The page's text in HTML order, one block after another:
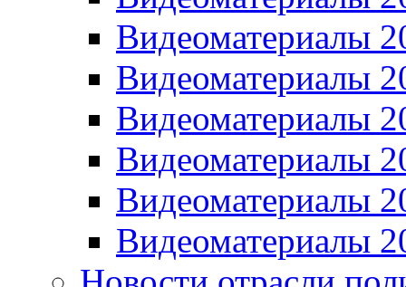
Видеоматериалы
Видеоматериалы
Видеоматериалы
Видеоматериалы
Видеоматериалы
Видеоматериалы